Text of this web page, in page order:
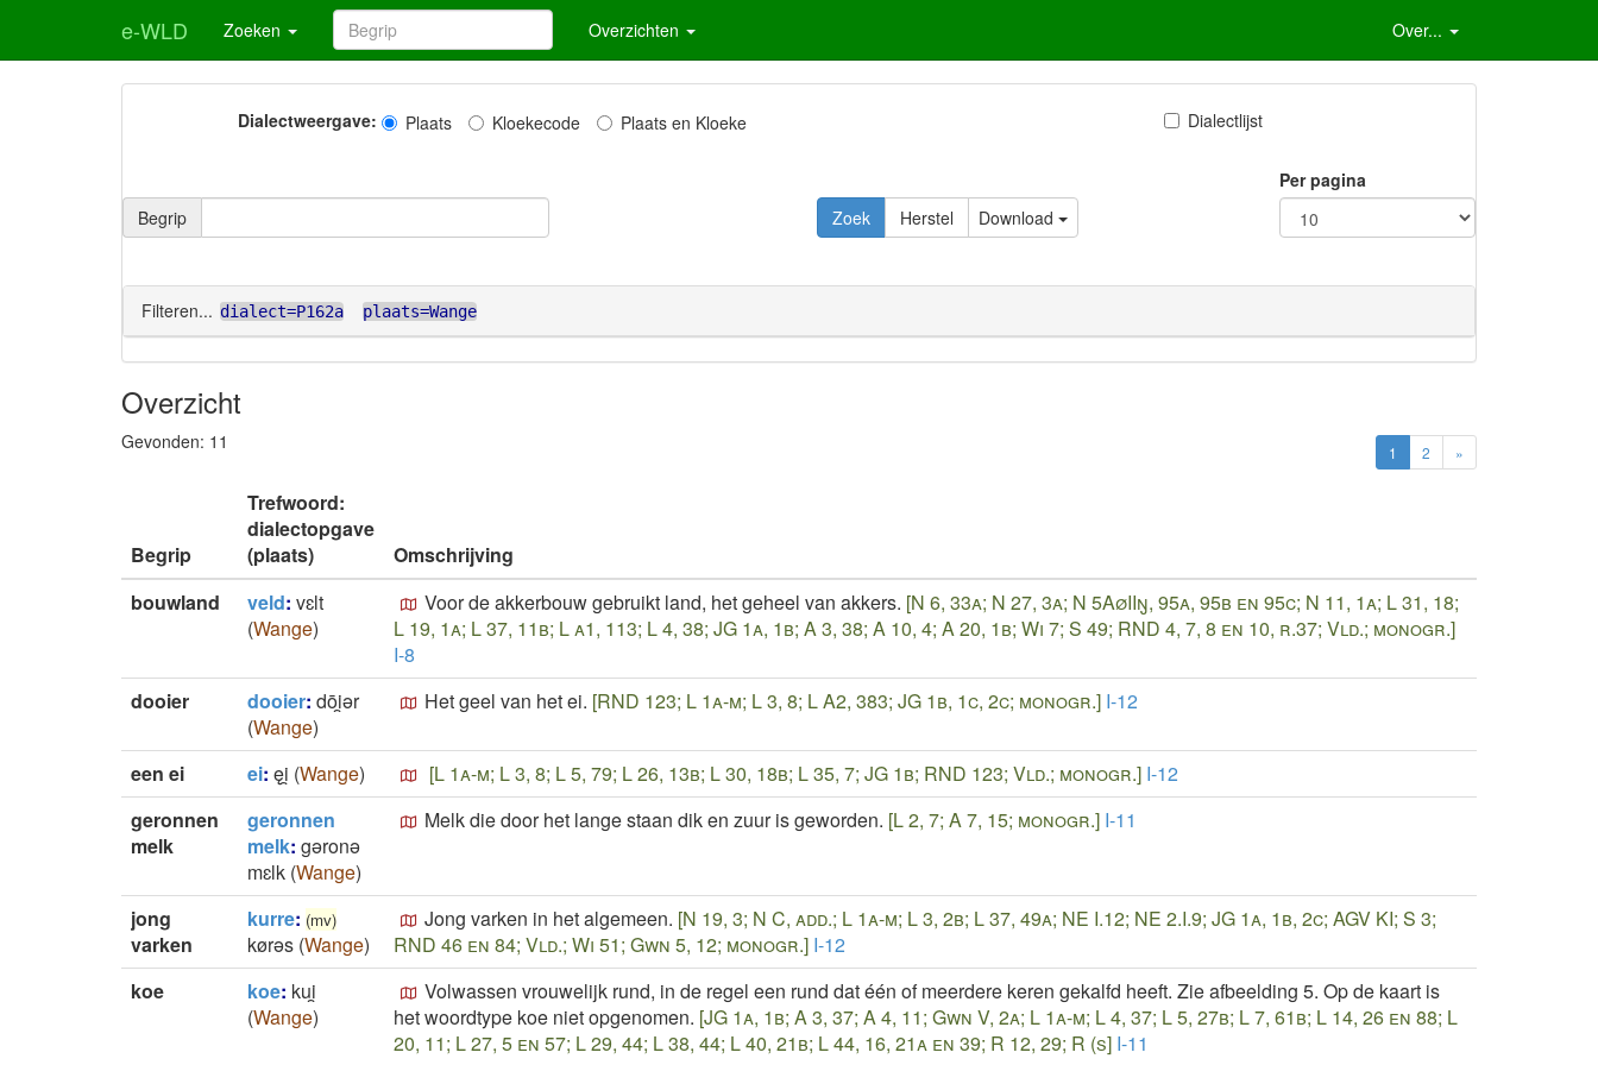
e-WLD Zoeken Overzichten Over...
Dialectweergave: Plaats Kloekecode Plaats en Kloeke Dialectlijst
Begrip Zoek Herstel Download
Per pagina
Filteren... dialect=P162a plaats=Wange
Overzicht
Gevonden: 11 1 2 »
Begrip
Trefwoord:
dialectopgave
(plaats)
Omschrijving
bouwland
veld: vɛlt
(Wange)
Voor de akkerbouw gebruikt land, het geheel van akkers. [N 6, 33a; N 27, 3a; N 5AøIIŋ, 95a, 95b en 95c; N 11, 1a; L 31, 18;
L 19, 1a; L 37, 11b; L a1, 113; L 4, 38; JG 1a, 1b; A 3, 38; A 10, 4; A 20, 1b; Wi 7; S 49; RND 4, 7, 8 en 10, r.37; Vld.; monogr.]
I-8
dooier
dooier: dōi̯ǝr
(Wange)
Het geel van het ei. [RND 123; L 1a-m; L 3, 8; L A2, 383; JG 1b, 1c, 2c; monogr.] I-12
een ei ei: ęi̯ (Wange) [L 1a-m; L 3, 8; L 5, 79; L 26, 13b; L 30, 18b; L 35, 7; JG 1b; RND 123; Vld.; monogr.] I-12
geronnen
melk
geronnen
melk: gǝronǝ
mɛlk (Wange)
Melk die door het lange staan dik en zuur is geworden. [L 2, 7; A 7, 15; monogr.] I-11
jong
varken
kurre: (mv)
kørǝs (Wange)
Jong varken in het algemeen. [N 19, 3; N C, add.; L 1a-m; L 3, 2b; L 37, 49a; NE I.12; NE 2.I.9; JG 1a, 1b, 2c; AGV KI; S 3;
RND 46 en 84; Vld.; Wi 51; Gwn 5, 12; monogr.] I-12
koe
koe: kui̯
(Wange)
Volwassen vrouwelijk rund, in de regel een rund dat één of meerdere keren gekalfd heeft. Zie afbeelding 5. Op de kaart is
het woordtype koe niet opgenomen. [JG 1a, 1b; A 3, 37; A 4, 11; Gwn V, 2a; L 1a-m; L 4, 37; L 5, 27b; L 7, 61b; L 14, 26 en 88; L
20, 11; L 27, 5 en 57; L 29, 44; L 38, 44; L 40, 21b; L 44, 16, 21a en 39; R 12, 29; R (s] I-11